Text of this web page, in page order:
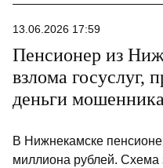
13.06.2026 17:59
Пенсионер из
взлома госуслуг,
деньги
В Нижнекамске
миллиона рублей.